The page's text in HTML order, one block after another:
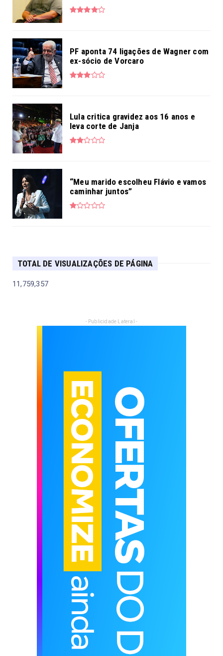
PF aponta 74 ligações de Wagner com
ex-sócio de Vorcaro
Lula critica gravidez aos 16 anos e
leva corte de Janja
“Meu marido escolheu Flávio e vamos
caminhar juntos”
TOTAL DE VISUALIZAÇÕES DE PÁGINA
11,759,357
- Publicidade Lateral -